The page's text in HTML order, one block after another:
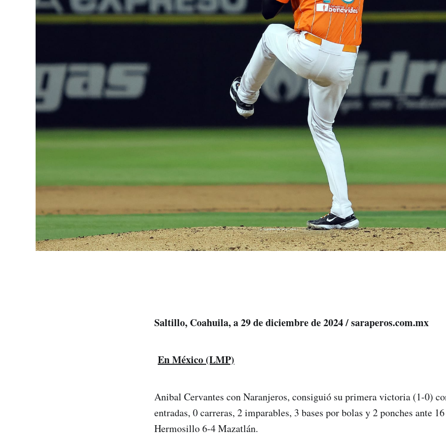
Saltillo, Coahuila, a 29 de diciembre de 2024 / saraperos.com.mx
En México (LMP)
Anibal Cervantes con Naranjeros, consiguió su primera victoria (1-0)
entradas, 0 carreras, 2 imparables, 3 bases por bolas y 2 ponches ante
Hermosillo 6-4 Mazatlán.